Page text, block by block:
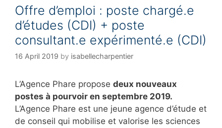
Offre d’emploi : poste chargé.e
d’études (CDI) + poste
consultant.e expérimenté.e (CDI)
16 April 2019 by isabellecharpentier
L’Agence Phare propose deux nouveaux
postes à pourvoir en septembre 2019.
L’Agence Phare est une jeune agence d’étude et
de conseil qui mobilise et valorise les sciences